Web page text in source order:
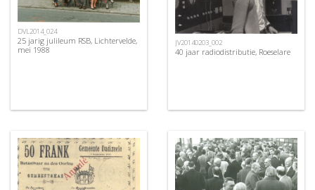
DVL2014_024
25 jarig julileum RSB, Lichtervelde,
mei 1988
JV20140203_002
40 jaar radiodistributie, Roeselare